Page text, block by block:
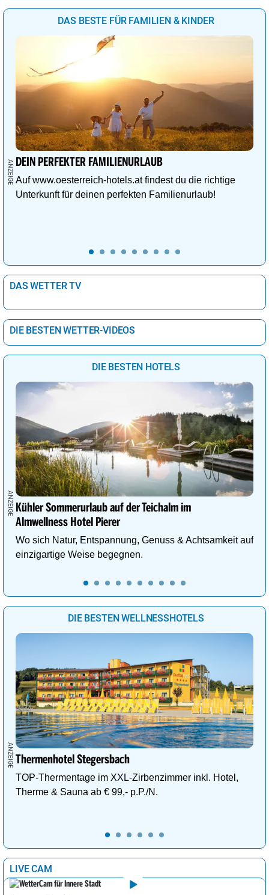
DAS BESTE FÜR FAMILIEN & KINDER
DEIN PERFEKTER FAMILIENURLAUB
Auf www.oesterreich-hotels.at findest du die richtige
Unterkunft für deinen perfekten Familienurlaub!
DAS WETTER TV
DIE BESTEN WETTER-VIDEOS
DIE BESTEN HOTELS
Kühler Sommerurlaub auf der Teichalm im
Almwellness Hotel Pierer
Wo sich Natur, Entspannung, Genuss & Achtsamkeit auf
einzigartige Weise begegnen.
DIE BESTEN WELLNESSHOTELS
Thermenhotel Stegersbach
TOP-Thermentage im XXL-Zirbenzimmer inkl. Hotel,
Therme & Sauna ab € 99,- p.P./N.
LIVE CAM